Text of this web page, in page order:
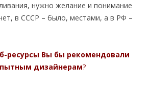
нужно желание и понимание
в СССР – было, местами, а в РФ –
ресурсы Вы бы рекомендовали
дизайнерам?